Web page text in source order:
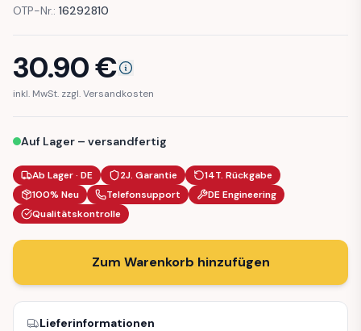
OTP-Nr.: 16292810
30.90€
inkl. MwSt. zzgl. Versandkosten
Auf Lager – versandfertig
Ab Lager · DE 2J. Garantie
14T. Rückgabe
100% Neu
Telefonsupport
DE Engineering
Qualitätskontrolle
Zum Warenkorb hinzufügen
Lieferinformationen